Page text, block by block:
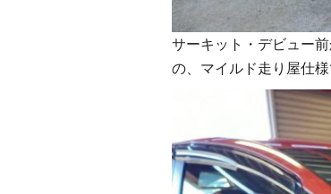
サーキット・デビュー
の、マイルド走り屋仕